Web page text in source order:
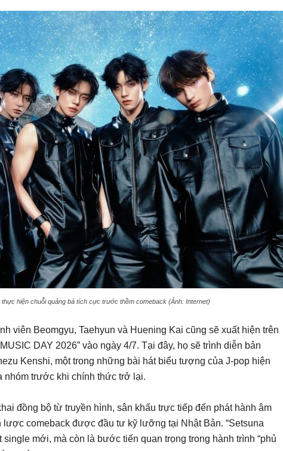
thực hiện chuỗi quảng bá tích cực trước thềm comeback (Ảnh: Internet)
viên Beomgyu, Taehyun và Huening Kai cũng sẽ xuất hiện trên
DAY 2026” vào ngày 4/7. Tại đây, họ sẽ trình diễn bản
Kenshi, một trong những bài hát biểu tượng của J-pop hiện
nhóm trước khi chính thức trở lại.
đồng bộ từ truyền hình, sân khấu trực tiếp đến phát hành âm
lược comeback được đầu tư kỹ lưỡng tại Nhật Bản. “Setsuna
single mới, mà còn là bước tiến quan trọng trong hành trình “phủ